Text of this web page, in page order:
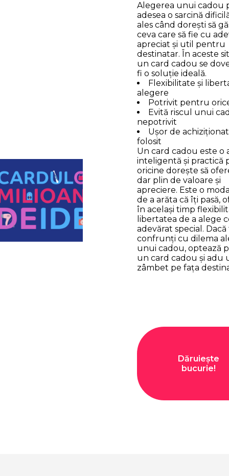
Alegerea unui cadou
adesea o sarcină
ales când dorești să
ceva care să fie cu
apreciat și util pentru
destinatar. În aceste
un card cadou se
fi o soluție ideală.
Flexibilitate și
alegere
Potrivit pentru
Evită riscul unui
nepotrivit
Ușor de
folosit
Un card cadou este o
inteligentă și practică
oricine dorește să
dar plin de valoare și
apreciere. Este o
de a arăta că îți pasă,
în același timp
libertatea de a alege
adevărat special. Dacă
confrunți cu dilema
unui cadou, optează
un card cadou și adu
zâmbet pe fața
Dăruiește
bucurie!